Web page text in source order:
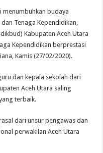
menumbuhkan budaya
Tenaga Kependidikan,
Kabupaten Aceh Utara
Kependidikan berprestasi
Kamis (27/02/2020).
dan kepala sekolah dari
Aceh Utara saling
terbaik.
dari unsur pengawas dan
perwakilan Aceh Utara